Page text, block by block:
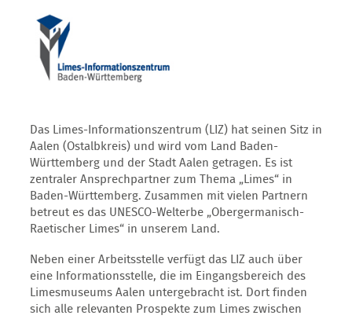
Das Limes-Informationszentrum (LIZ) hat seinen Sitz in
Aalen (Ostalbkreis) und wird vom Land Baden-
Württemberg und der Stadt Aalen getragen. Es ist
zentraler Ansprechpartner zum Thema „Limes“ in
Baden-Württemberg. Zusammen mit vielen Partnern
betreut es das UNESCO-Welterbe „Obergermanisch-
Raetischer Limes“ in unserem Land.
Neben einer Arbeitsstelle verfügt das LIZ auch über
eine Informationsstelle, die im Eingangsbereich des
Limesmuseums Aalen untergebracht ist. Dort finden
sich alle relevanten Prospekte zum Limes zwischen